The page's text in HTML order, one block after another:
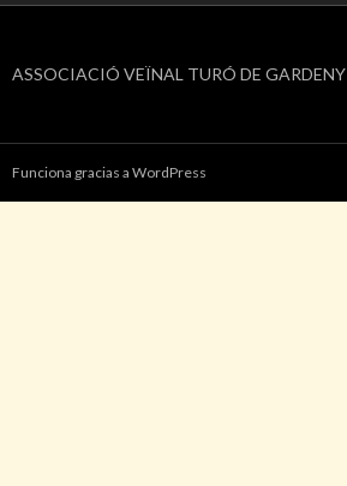
ASSOCIACIÓ VEÏNAL TURÓ DE GARDENY
Funciona gracias a WordPress